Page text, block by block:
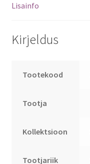
Lisainfo
Kirjeldus
Tootekood
Tootja
Kollektsioon
Tootjariik